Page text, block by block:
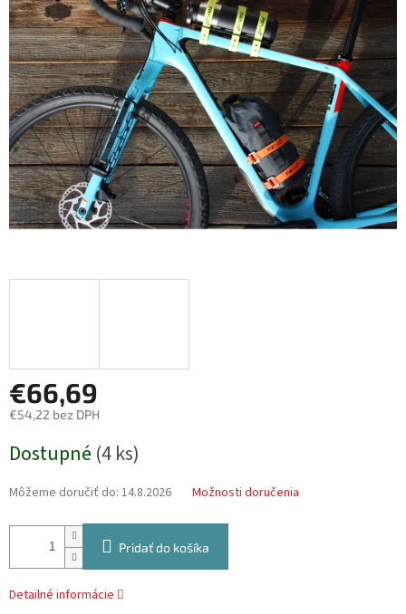
€66,69
€54,22 bez DPH
cena:
Dostupné (4 ks)
Môžeme doručiť do: 14.8.2026 Možnosti doručenia
Pridať do košíka
Detailné informácie